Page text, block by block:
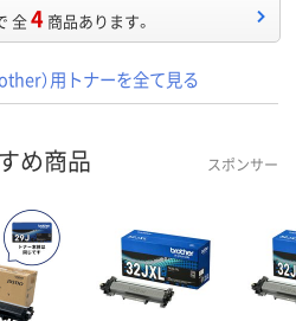
全4 商品あります。
）用トナーを全て見る
め商品 スポンサー